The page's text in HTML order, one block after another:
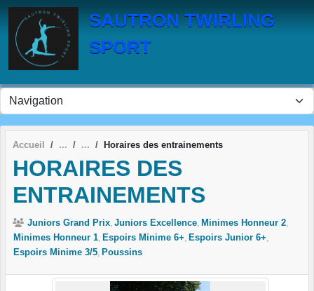
SAUTRON TWIRLING
SPORT
Accueil Horaires des entrainements
HORAIRES DES
ENTRAINEMENTS
Juniors Grand Prix Juniors Excellence Minimes Honneur 2
Minimes Honneur 1 Espoirs Minime 6+ Espoirs Junior 6+
Espoirs Minime 3/5 Poussins
Panneau de gestion des cookies